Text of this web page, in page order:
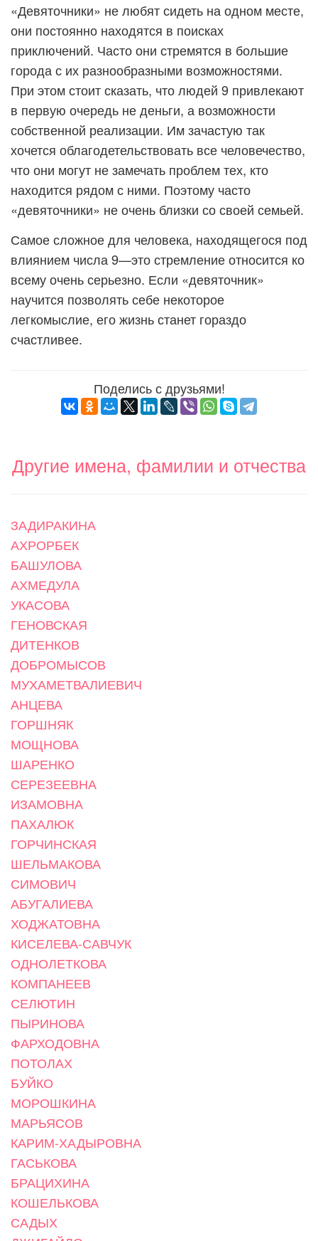
«Девяточники» не любят сидеть на одном месте,
они постоянно находятся в поисках
приключений. Часто они стремятся в большие
города с их разнообразными возможностями.
При этом стоит сказать, что людей 9 привлекают
в первую очередь не деньги, а возможности
собственной реализации. Им зачастую так
хочется облагодетельствовать все человечество,
что они могут не замечать проблем тех, кто
находится рядом с ними. Поэтому часто
«девяточники» не очень близки со своей семьей.
Самое сложное для человека, находящегося под
влиянием числа 9—это стремление относится ко
всему очень серьезно. Если «девяточник»
научится позволять себе некоторое
легкомыслие, его жизнь станет гораздо
счастливее.
Поделись с друзьями!
Другие имена, фамилии и отчества
ЗАДИРАКИНА
АХРОРБЕК
БАШУЛОВА
АХМЕДУЛА
УКАСОВА
ГЕНОВСКАЯ
ДИТЕНКОВ
ДОБРОМЫСОВ
МУХАМЕТВАЛИЕВИЧ
АНЦЕВА
ГОРШНЯК
МОЩНОВА
ШАРЕНКО
СЕРЕЗЕЕВНА
ИЗАМОВНА
ПАХАЛЮК
ГОРЧИНСКАЯ
ШЕЛЬМАКОВА
СИМОВИЧ
АБУГАЛИЕВА
ХОДЖАТОВНА
КИСЕЛЕВА-САВЧУК
ОДНОЛЕТКОВА
КОМПАНЕЕВ
СЕЛЮТИН
ПЫРИНОВА
ФАРХОДОВНА
ПОТОЛАХ
БУЙКО
МОРОШКИНА
МАРЬЯСОВ
КАРИМ-ХАДЫРОВНА
ГАСЬКОВА
БРАЦИХИНА
КОШЕЛЬКОВА
САДЫХ